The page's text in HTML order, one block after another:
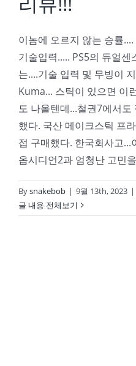
이놈에 오르지 않는 승률
기술입력..... PS5의 듀얼
는....기술 입력 및 무빙이
Kuma... 스틱이 있으면 이
도 나올텐데...철권7에서
했다. 국산 메이크스틱 프
접 구매했다. 한국회사고
옵시디언2과 엄청난 고민
Bysnakebob | 9월 13th, 2023 |
글 내용 전체보기